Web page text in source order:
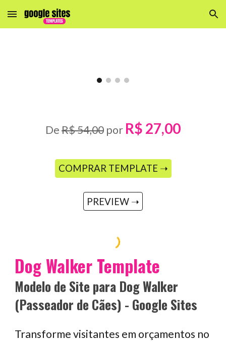
Skip to main content Skip to navigation
DeR$ 54,00 por R$ 27,00
COMPRAR TEMPLATE ➝
PREVIEW ➝
Dog Walker Template
Modelo de Site para Dog Walker
(Passeador de Cães) - Google Sites
Transforme visitantes em orçamentos no